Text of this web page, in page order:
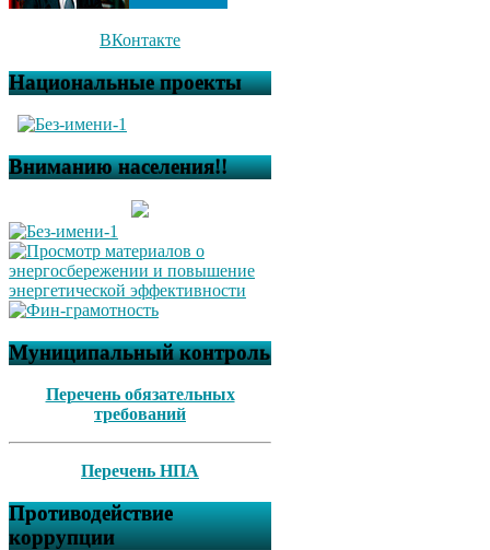
ВКонтакте
Национальные проекты
Вниманию населения!!
Муниципальный контроль
Перечень обязательных
требований
Перечень НПА
Противодействие
коррупции